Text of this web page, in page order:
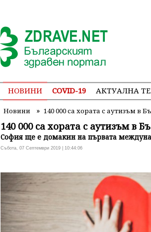
НОВИНИ COVID-19 АКТУАЛНА
Новини » 140 000 са хората с аутизъм в
140 000 са хората с аутизъм в
София ще е домакин на първата
Събота, 07 Септември 2019 | 10:44:06